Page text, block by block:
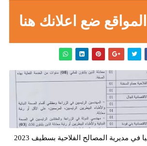
ضع اعلانك هنا
مديرية المصالح الفلاحية بسطيف 2023